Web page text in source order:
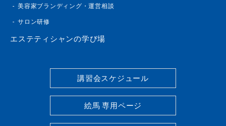
講習会スケジュール
絵馬 専用ページ
美容家ブランディング・運営相談
サロン研修
エステティシャンの学び場